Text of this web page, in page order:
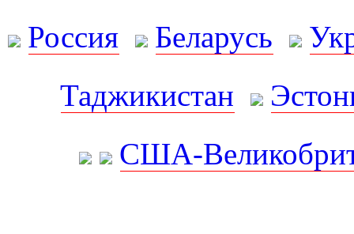
Россия Беларусь
Таджикистан
США-